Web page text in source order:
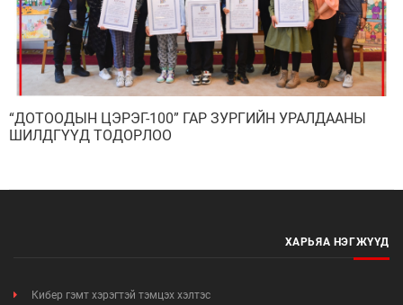
“ДОТООДЫН ЦЭРЭГ-100” ГАР ЗУРГИЙН УРАЛДААНЫ
ШИЛДГҮҮД ТОДОРЛОО
ХАРЬЯА НЭГЖҮҮД
Кибер гэмт хэрэгтэй тэмцэх хэлтэс